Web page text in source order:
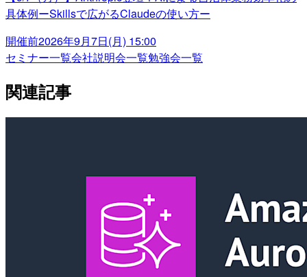
具体例ーSkillsで広がるClaudeの使い方ー
開催前2026年9月7日(月) 15:00
セミナー一覧会社説明会一覧勉強会一覧
関連記事